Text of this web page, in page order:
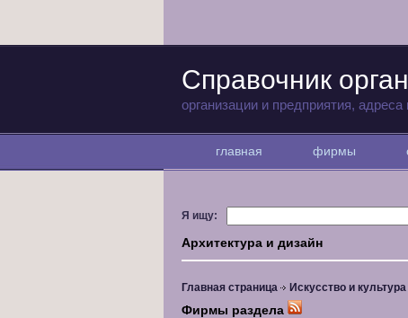
Справочник
организации и предприятия,
главная фирмы
Я ищу:
Архитектура и дизайн
Главная страница Искусство и культура
Фирмы раздела